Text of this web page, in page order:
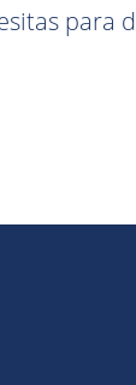
para